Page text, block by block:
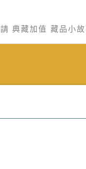
典藏加值 藏品小